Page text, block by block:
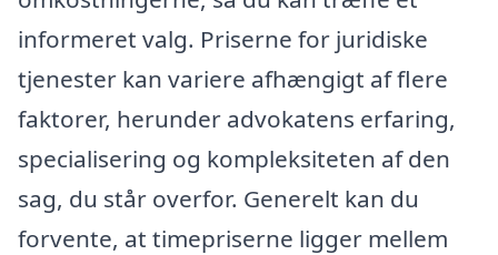
informeret valg. Priserne for juridiske
tjenester kan variere afhængigt af flere
faktorer, herunder advokatens erfaring,
specialisering og kompleksiteten af den
sag, du står overfor. Generelt kan du
forvente, at timepriserne ligger mellem